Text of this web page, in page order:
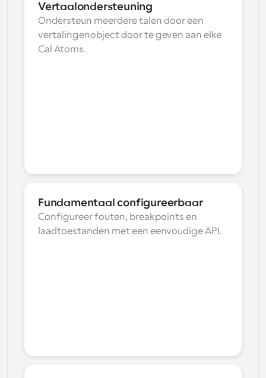
Vertaalondersteuning
Ondersteun meerdere talen door een
vertalingenobject door te geven aan elke
Cal Atoms.
Fundamentaal configureerbaar
Configureer fouten, breakpoints en
laadtoestanden met een eenvoudige API.